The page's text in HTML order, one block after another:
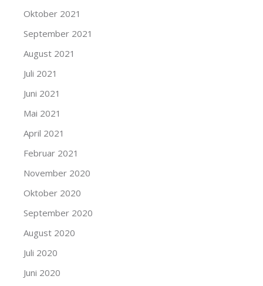
Oktober 2021
September 2021
August 2021
Juli 2021
Juni 2021
Mai 2021
April 2021
Februar 2021
November 2020
Oktober 2020
September 2020
August 2020
Juli 2020
Juni 2020